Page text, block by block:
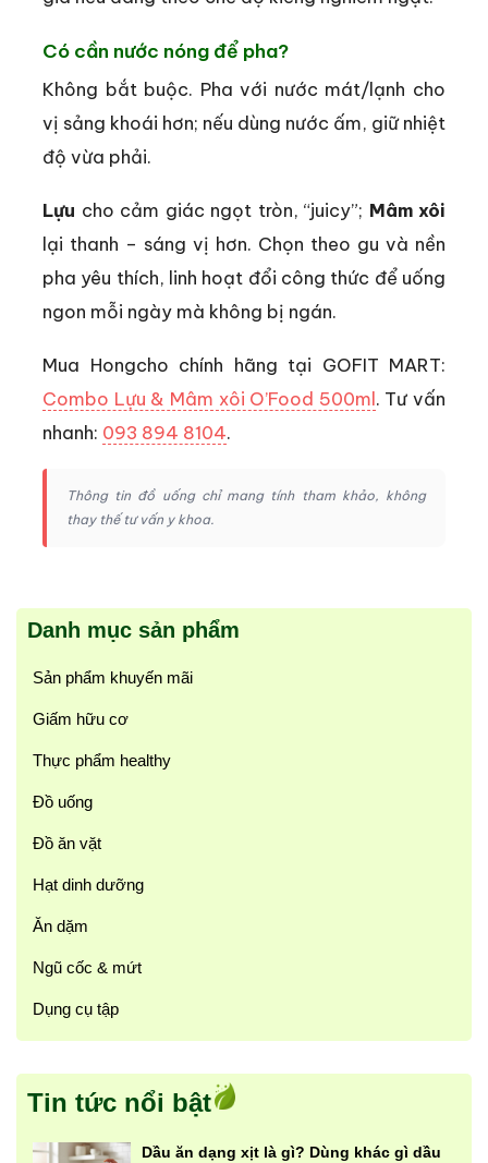
Có cần nước nóng để pha?
Không bắt buộc. Pha với nước mát/lạnh cho
vị sảng khoái hơn; nếu dùng nước ấm, giữ nhiệt
độ vừa phải.
Lựu cho cảm giác ngọt tròn, “juicy”; Mâm xôi
lại thanh – sáng vị hơn. Chọn theo gu và nền
pha yêu thích, linh hoạt đổi công thức để uống
ngon mỗi ngày mà không bị ngán.
Mua Hongcho chính hãng tại GOFIT MART:
Combo Lựu & Mâm xôi O’Food 500ml. Tư vấn
nhanh: 093 894 8104.
Thông tin đồ uống chỉ mang tính tham khảo, không
thay thế tư vấn y khoa.
Danh mục sản phẩm
Sản phẩm khuyến mãi
Giấm hữu cơ
Thực phẩm healthy
Đồ uống
Đồ ăn vặt
Hạt dinh dưỡng
Ăn dặm
Ngũ cốc & mứt
Dụng cụ tập
Tin tức nổi bật
Dầu ăn dạng xịt là gì? Dùng khác gì dầu